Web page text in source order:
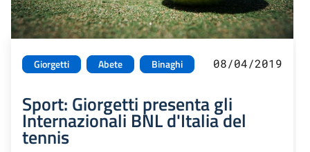
Giorgetti Abete Binaghi 08/04/2019
Sport: Giorgetti presenta gli
Internazionali BNL d'Italia del
tennis